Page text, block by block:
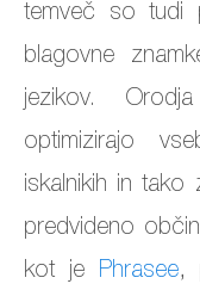
temveč so tudi
blagovne
jezikov.
optimizirajo
iskalnikih in
predvideno
kot je Phrasee,